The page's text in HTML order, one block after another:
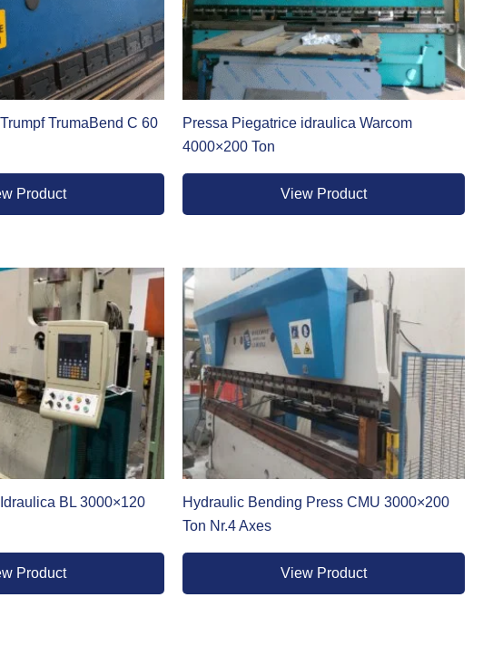
massima innovazione, offriamo le soluzioni del marchioDener, leader
di sicurezza integrati.
dedicata alla pressa piegatrice usata. Ogni macchina viene
TrumaBend C 60
Product
Pressa Piegatrice idraulica Warcom
4000×200 Ton
View Product
BL 3000×120
Product
Hydraulic Bending Press CMU 3000×200
Ton Nr.4 Axes
View Product